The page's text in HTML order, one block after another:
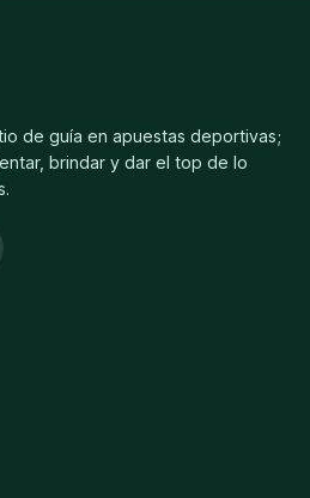
de guía en apuestas deportivas;
brindar y dar el top de lo